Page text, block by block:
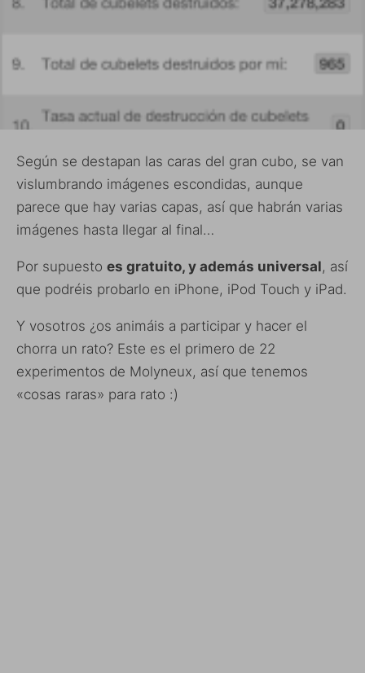
Según se destapan las caras del gran cubo, se van
vislumbrando imágenes escondidas, aunque
parece que hay varias capas, así que habrán varias
imágenes hasta llegar al final…
Por supuesto es gratuito, y además universal, así
que podréis probarlo en iPhone, iPod Touch y iPad.
Y vosotros ¿os animáis a participar y hacer el
chorra un rato? Este es el primero de 22
experimentos de Molyneux, así que tenemos
«cosas raras» para rato :)